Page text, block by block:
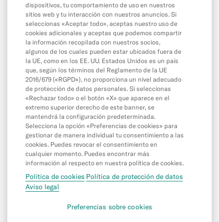
Wallet digitales
Invita a un amigo
MoneyBeam
Cuenta de Ahorro N26
N26 SIM
Descubierto y crédito
Ahorro e inversiones
Contacta con N26
¿Cómo contactar con N26?
¿Cómo presentar una reclamación?
dispositivos, tu comportamiento de uso en nuestros
sitios web y tu interacción con nuestros anuncios. Si
seleccionas «Aceptar todo», aceptas nuestro uso de
cookies adicionales y aceptas que podemos compartir
la información recopilada con nuestros socios,
algunos de los cuales pueden estar ubicados fuera de
la UE, como en los EE. UU. Estados Unidos es un país
que, según los términos del Reglamento de la UE
2016/679 («RGPD»), no proporciona un nivel adecuado
de protección de datos personales. Si seleccionas
«Rechazar todo» o el botón «X» que aparece en el
extremo superior derecho de este banner, se
mantendrá la configuración predeterminada.
Selecciona la opción «Preferencias de cookies» para
gestionar de manera individual tu consentimiento a las
cookies. Puedes revocar el consentimiento en
cualquier momento. Puedes encontrar más
información al respecto en nuestra política de cookies.
Política de cookies Política de protección de datos
Aviso legal
Preferencias sobre cookies